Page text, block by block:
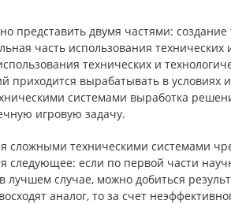
представить двумя частями: создание
часть использования технических
технических и
приходится вырабатывать в условиях
системами выработка
игровую задачу.
сложными техническими системами
следующее: если по первой части
лучшем случае, можно добиться
аналог, то за счет